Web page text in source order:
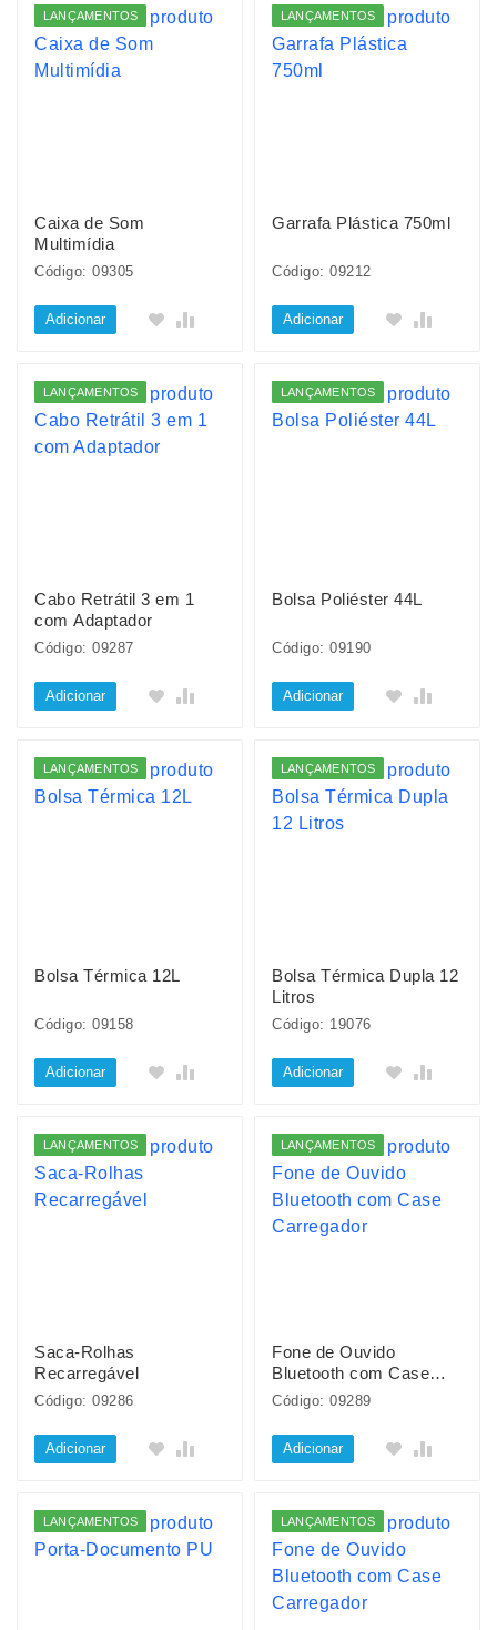
LANÇAMENTOS
Caixa de Som
Multimídia
Código: 09305
Adicionar
LANÇAMENTOS
Garrafa Plástica 750ml
Código: 09212
Adicionar
LANÇAMENTOS
Cabo Retrátil 3 em 1
com Adaptador
Código: 09287
Adicionar
LANÇAMENTOS
Bolsa Poliéster 44L
Código: 09190
Adicionar
LANÇAMENTOS
Bolsa Térmica 12L
Código: 09158
Adicionar
LANÇAMENTOS
Bolsa Térmica Dupla 12
Litros
Código: 19076
Adicionar
LANÇAMENTOS
Saca-Rolhas
Recarregável
Código: 09286
Adicionar
LANÇAMENTOS
Fone de Ouvido
Bluetooth com Case
Carregador
Código: 09289
Adicionar
LANÇAMENTOS LANÇAMENTOS